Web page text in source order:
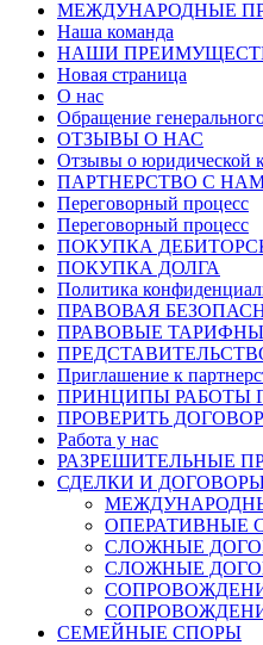
МЕЖДУНАРОДНЫЕ
Наша команда
НАШИ
Новая страница
О нас
Обращение
ОТЗЫВЫ О НАС
Отзывы о юридической
ПАРТНЕРСТВО С
Переговорный процесс
Переговорный процесс
ПОКУПКА
ПОКУПКА ДОЛГА
Политика
ПРАВОВАЯ
ПРАВОВЫЕ
Приглашение к
ПРИНЦИПЫ РАБОТЫ
ПРОВЕРИТЬ ДОГОВОР
Работа у нас
РАЗРЕШИТЕЛЬНЫЕ
СДЕЛКИ И
ОПЕРАТИВНЫЕ
СЛОЖНЫЕ
СЛОЖНЫЕ
СЕМЕЙНЫЕ СПОРЫ